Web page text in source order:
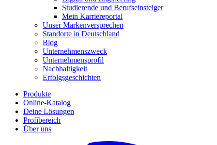
Studierende und Berufseinsteiger
Mein Karriereportal
Unser Markenversprechen
Standorte in Deutschland
Blog
Unternehmenszweck
Unternehmensprofil
Nachhaltigkeit
Erfolgsgeschichten
Produkte
Online-Katalog
Deine Lösungen
Profibereich
Über uns